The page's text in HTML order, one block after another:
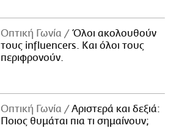
Οπτική Γωνία
Όλοι ακολουθούν
τους influencers. Και όλοι τους
περιφρονούν.
Οπτική Γωνία
Αριστερά και δεξιά:
Ποιος θυμάται πια τι σημαίνουν;